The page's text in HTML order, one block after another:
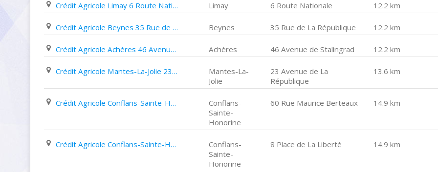
Crédit Agricole Limay 6 Route Nationale Limay 6 Route Nationale 12.2 km
Crédit Agricole Beynes 35 Rue de La République Beynes 35 Rue de La République 12.2 km
Crédit Agricole Achères 46 Avenue de Stalingrad Achères 46 Avenue de Stalingrad 12.2 km
Crédit Agricole Mantes-La-Jolie 23 Avenue de La République
Mantes-La-
Jolie
23 Avenue de La
République
13.6 km
Crédit Agricole Conflans-Sainte-Honorine 60 Rue Maurice Berteaux
Conflans-
Sainte-
Honorine
60 Rue Maurice Berteaux 14.9 km
Crédit Agricole Conflans-Sainte-Honorine 8 Place de La Liberté
Conflans-
Sainte-
Honorine
8 Place de La Liberté 14.9 km